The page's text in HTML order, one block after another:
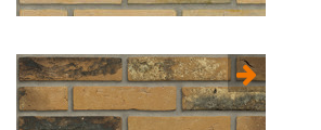
Type:
Handvorm (HV)
Formaat:
Engels Formaat (EF)